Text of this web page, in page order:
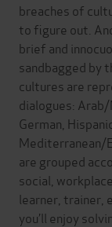
breaches of
to figure out.
brief and
sandbagged by
cultures are
dialogues:
German,
Mediterranean/
are grouped
social,
learner, trainer,
you’ll enjoy